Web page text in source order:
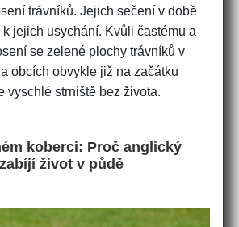
trávníků. Jejich sečení v době
jejich usychání. Kvůli častému a
se zelené plochy trávníků v
obcích obvykle již na začátku
vyschlé strniště bez života.
koberci: Proč anglický
život v půdě